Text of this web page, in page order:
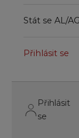
Stát se AL/AG
Přihlásit se
Přihlásit
se